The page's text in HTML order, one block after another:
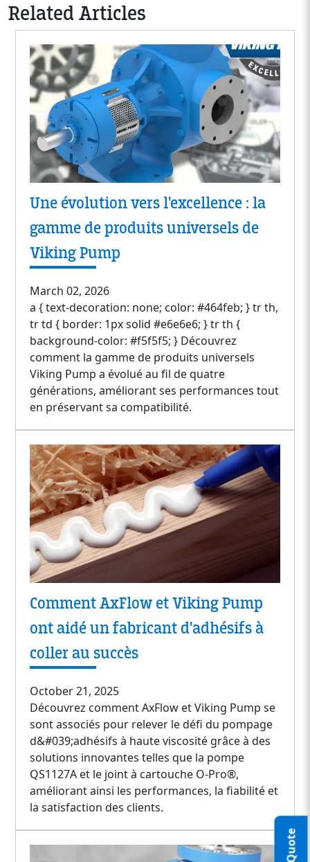
Related Articles
Une évolution vers l'excellence : la
gamme de produits universels de
Viking Pump
March 02, 2026
a { text-decoration: none; color: #464feb; } tr th,
tr td { border: 1px solid #e6e6e6; } tr th {
background-color: #f5f5f5; } Découvrez
comment la gamme de produits universels
Viking Pump a évolué au fil de quatre
générations, améliorant ses performances tout
en préservant sa compatibilité.
Comment AxFlow et Viking Pump
ont aidé un fabricant d'adhésifs à
coller au succès
October 21, 2025
Découvrez comment AxFlow et Viking Pump se
sont associés pour relever le défi du pompage
d&#039;adhésifs à haute viscosité grâce à des
solutions innovantes telles que la pompe
QS1127A et le joint à cartouche O-Pro®,
améliorant ainsi les performances, la fiabilité et
la satisfaction des clients.